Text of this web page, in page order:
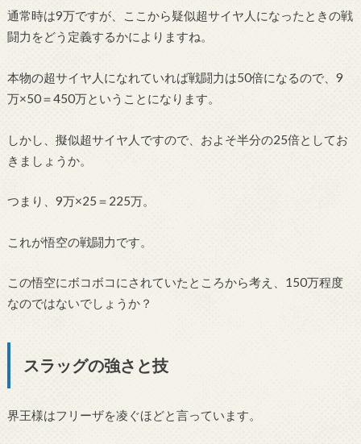
通常時は9万ですが、ここから疑似超サイヤ人になったときの戦
闘力をどう定義するかによりますね。
本物の超サイヤ人になれていれば戦闘力は50倍になるので、9
万×50＝450万ということになります。
しかし、擬似超サイヤ人ですので、およそ半分の25倍としてお
きましょうか。
つまり、9万×25＝225万。
これが悟空の戦闘力です。
この悟空にボコボコにされていたところから考え、150万程度
なのではないでしょうか？
スラッグの強さと技
界王様はフリーザを凌ぐほどと言っています。